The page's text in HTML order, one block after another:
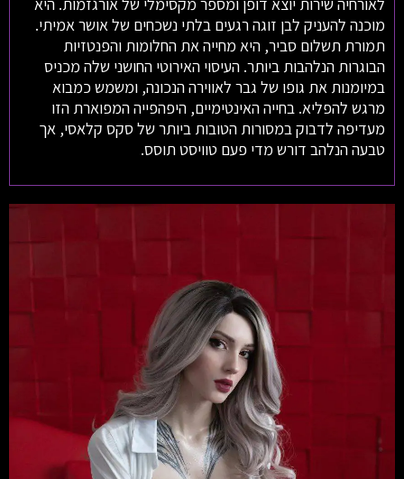
לאורחיה שירות יוצא דופן ומספר מקסימלי של אורגזמות. היא
מוכנה להעניק לבן זוגה רגעים בלתי נשכחים של אושר אמיתי.
תמורת תשלום סביר, היא מחייה את החלומות והפנטזיות
הבוגרות הנלהבות ביותר. העיסוי האירוטי החושני שלה מכניס
במיומנות את גופו של גבר לאווירה הנכונה, ומשמש כמבוא
מרגש להפליא. בחייה האינטימיים, היפהפייה המפוארת הזו
מעדיפה לדבוק במסורות הטובות ביותר של סקס קלאסי, אך
טבעה הנלהב דורש מדי פעם טוויסט תוסס.